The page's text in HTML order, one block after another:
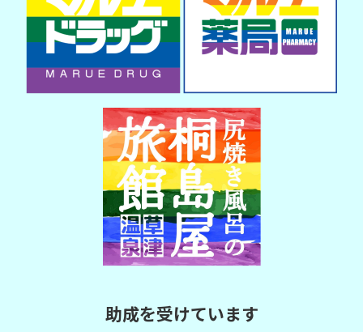
助成を受けています